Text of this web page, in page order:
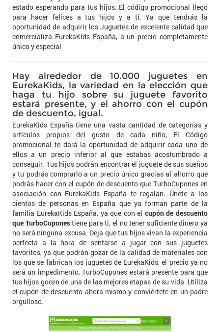
estado esperando para tus hijos. El código promocional llegó
para hacer felices a tus hijos y a ti. Ya que tendrás la
oportunidad de adquirir los Juguetes de excelente calidad que
comercializa EurekaKids España, a un precio completamente
único y especial
Hay alrededor de 10.000 juguetes en
EurekaKids, la variedad en la elección que
haga tu hijo sobre su juguete favorito
estará presente, y el ahorro con el cupón
de descuento, igual.
EurekaKids España tiene una vasta cantidad de categorías y
artículos propios del gusto de cada niño, El Código
promocional te dará la oportunidad de adquirir cada uno de
ellos a un precio inferior al que estabas acostumbrado a
conseguir. Tus hijos podrán encontrar el juguete de sus sueños
y tu podrás comprarlo a un precio único gracias al ahorro que
podrás hacer con el cupón de descuento que TurboCupones en
asociación con EurekaKids España te regalan. Únete a los
cientos de personas en España que ya forman parte de la
familia EurekaKids España, ya que con el cupón de descuento
que TurboCuponestiene para ti, el no tener suficiente dinero ya
no será ninguna excusa. Deja que tus hijos vivan la experiencia
perfecta a la hora de sentarse a jugar con sus juguetes
favoritos, ya que podrán gozar de la calidad de materiales con
los que se fabrican los juguetes de EurekaKids, el precio ya no
será un impedimento, TurboCupones estará presente para que
tus hijos gocen de una de las mejores etapas de su vida. Utiliza
el cupón de descuento ahora mismo y conviértete en un padre
orgulloso.